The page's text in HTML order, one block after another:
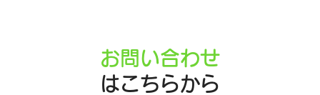
お問い合わせ
はこちらから